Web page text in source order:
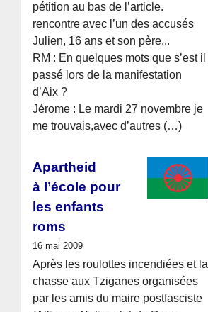
pétition au bas de l’article.
rencontre avec l’un des accusés
Julien, 16 ans et son père...
RM : En quelques mots que s’est il
passé lors de la manifestation
d’Aix ?
Jérome : Le mardi 27 novembre je
me trouvais,avec d’autres (…)
Apartheid
à l’école pour
les enfants
roms
16 mai 2009
Après les roulottes incendiées et la
chasse aux Tziganes organisées
par les amis du maire postfasciste